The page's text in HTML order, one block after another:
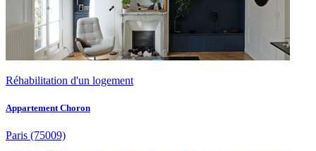
Réhabilitation d'un logement
Appartement Choron
Paris (75009)